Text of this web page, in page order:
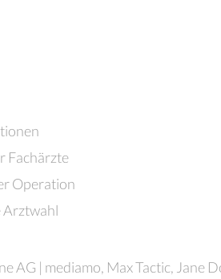
Fachärzte
Operation
Arztwahl
AG | mediamo, Max Tactic, Jane